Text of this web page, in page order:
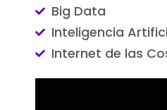
Big Data
Inteligencia
Internet de las